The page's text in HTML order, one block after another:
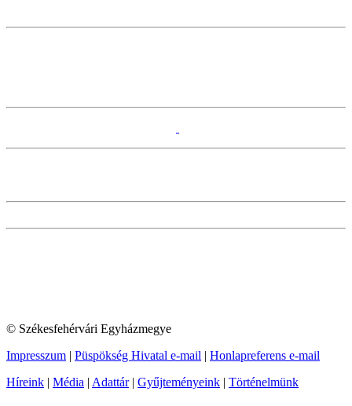
© Székesfehérvári Egyházmegye
Impresszum | Püspökség Hivatal e-mail | Honlapreferens e-mail
Híreink | Média | Adattár| Gyűjteményeink | Történelmünk